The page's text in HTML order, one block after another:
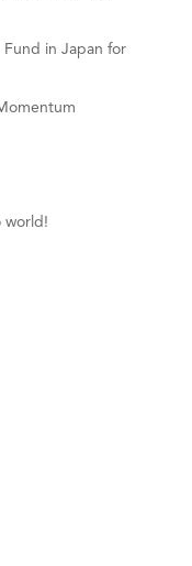
Fund in Japan for
world!